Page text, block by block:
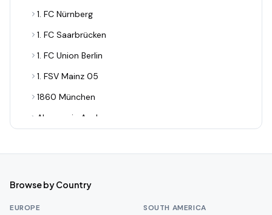
1. FC Nürnberg
1. FC Saarbrücken
1. FC Union Berlin
1. FSV Mainz 05
1860 München
Alemannia Aachen
Borussia Dortmund
Browse by Country
EUROPE SOUTH AMERICA